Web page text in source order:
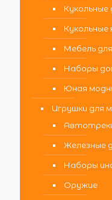
Кукольные
Кукольные
Мебель
Наборы
Юная
Игрушки для
Железные
Наборы
Оружие